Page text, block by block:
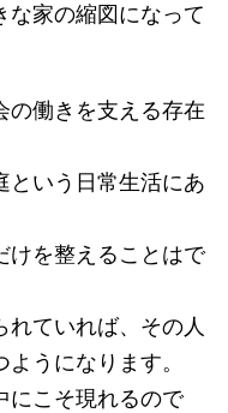
な家の縮図になって
の働きを支える存在
という日常生活にあ
けを整えることはで
ていれば、その人
うになります。
にこそ現れるので